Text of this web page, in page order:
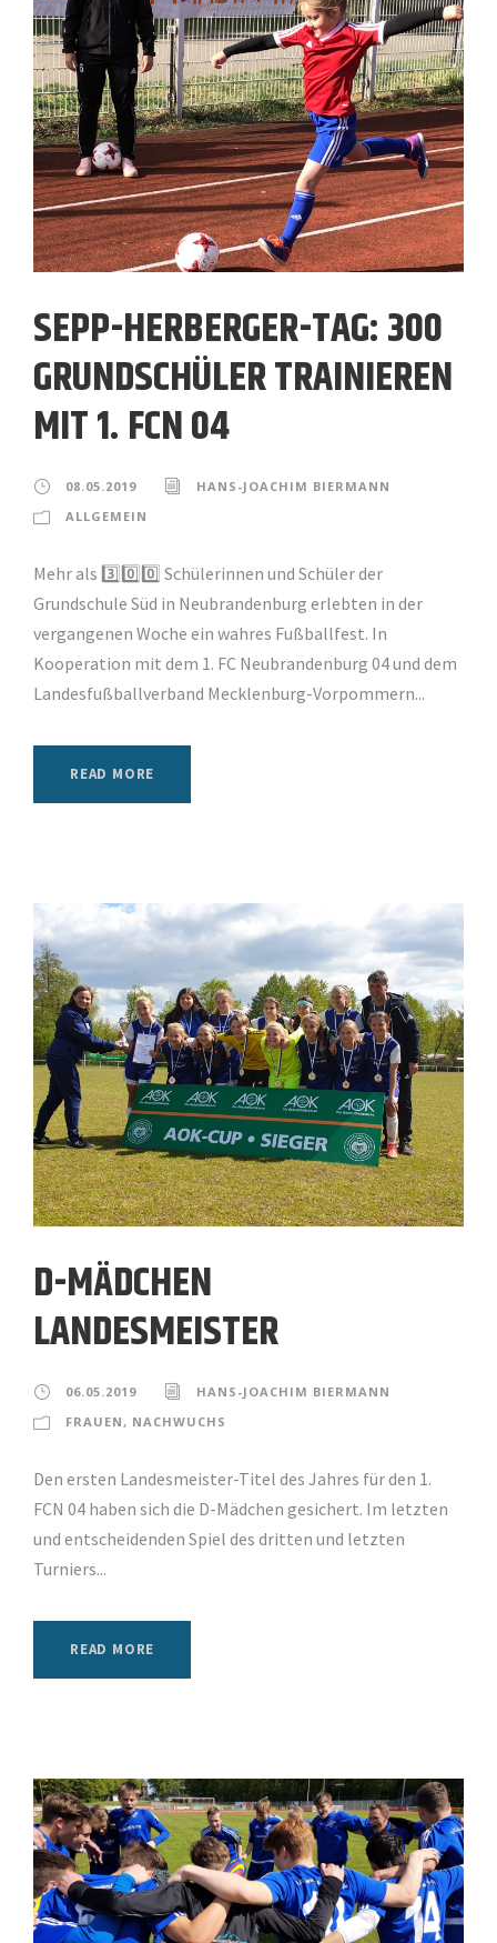
SEPP-HERBERGER-TAG: 300
GRUNDSCHÜLER TRAINIEREN
MIT 1. FCN 04
08.05.2019
HANS-JOACHIM BIERMANN
ALLGEMEIN
Mehr als 3️⃣0️⃣0️⃣ Schülerinnen und Schüler der
Grundschule Süd in Neubrandenburg erlebten in der
vergangenen Woche ein wahres Fußballfest. In
Kooperation mit dem 1. FC Neubrandenburg 04 und dem
Landesfußballverband Mecklenburg-Vorpommern...
READ MORE
D-MÄDCHEN
LANDESMEISTER
06.05.2019
HANS-JOACHIM BIERMANN
FRAUEN, NACHWUCHS
Den ersten Landesmeister-Titel des Jahres für den 1.
FCN 04 haben sich die D-Mädchen gesichert. Im letzten
und entscheidenden Spiel des dritten und letzten
Turniers...
READ MORE